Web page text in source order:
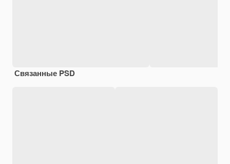
Связанные PSD